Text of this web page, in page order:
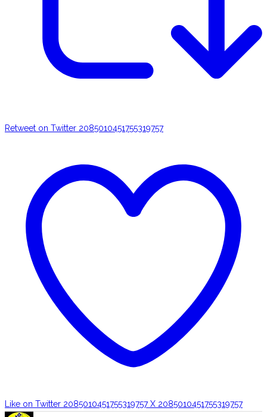
Retweet on Twitter 2085010451755319757
Like on Twitter 2085010451755319757 X 2085010451755319757